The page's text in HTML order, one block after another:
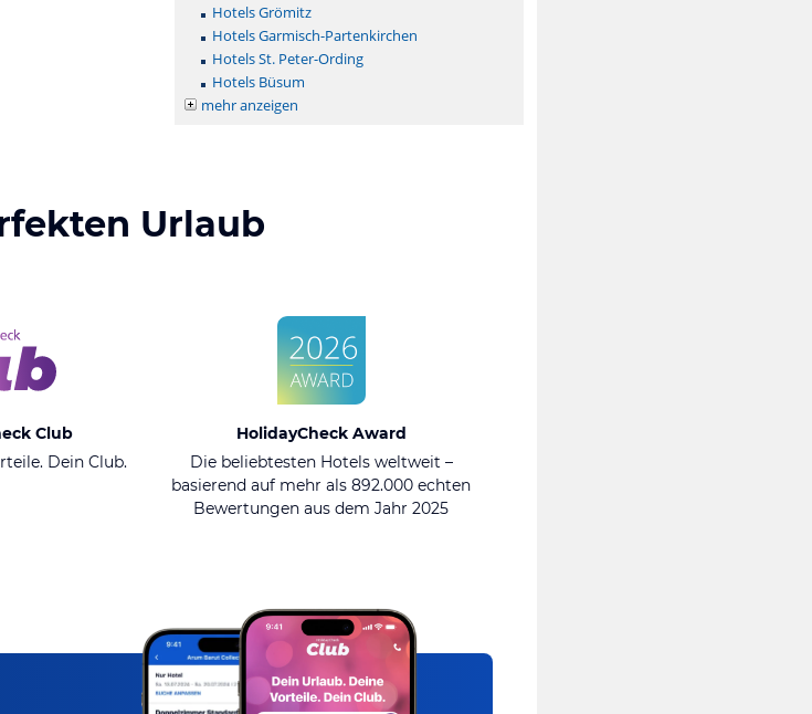
Hotels Grömitz
Hotels Garmisch-Partenkirchen
Hotels St. Peter-Ording
Hotels Büsum
mehr anzeigen
Urlaub
Club
Dein Club.
HolidayCheck Award
Die beliebtesten Hotels weltweit –
basierend auf mehr als 892.000 echten
Bewertungen aus dem Jahr 2025